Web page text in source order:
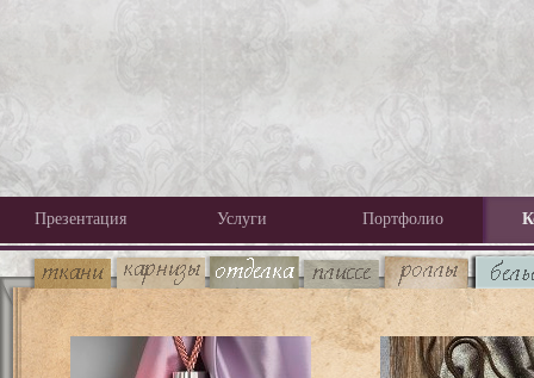
Презентация Услуги Портфолио